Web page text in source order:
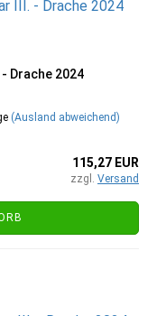
Drache 2024
(Ausland abweichend)
115,27 EUR
zzgl. Versand